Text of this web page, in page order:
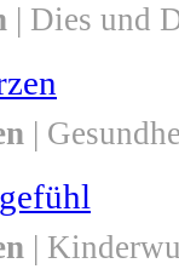
| Dies und
|
|